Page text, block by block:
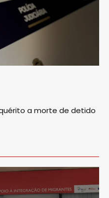
a morte de detido